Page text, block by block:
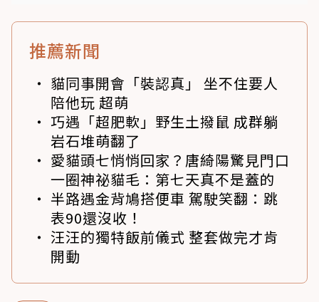
推薦新聞
貓同事開會「裝認真」 坐不住要人
陪他玩 超萌
巧遇「超肥軟」野生土撥鼠 成群躺
岩石堆萌翻了
愛貓頭七悄悄回家？唐綺陽驚見門口
一圈神祕貓毛：第七天真不是蓋的
半路遇金背鳩搭便車 駕駛笑翻：跳
表90還沒收！
汪汪的獨特飯前儀式 整套做完才肯
開動